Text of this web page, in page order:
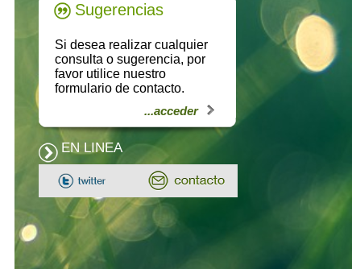
Sugerencias
Si desea realizar cualquier
consulta o sugerencia, por
favor utilice nuestro
formulario de contacto.
...acceder
EN LINEA